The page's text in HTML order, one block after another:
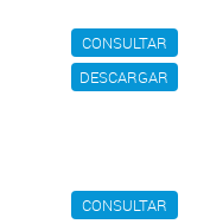
CONSULTAR
DESCARGAR
CONSULTAR